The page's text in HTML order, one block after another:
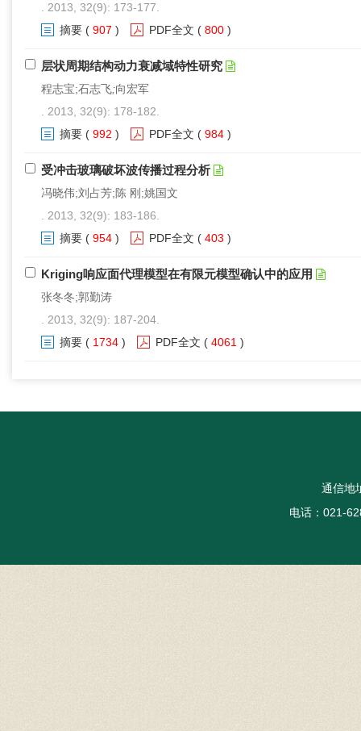
. 2013, 32(9): 173-177.
摘要 ( 907 ) PDF全文 ( 800 )
层状周期结构动力衰减域特性研究
程志宝;石志飞;向宏军
. 2013, 32(9): 178-182.
摘要 ( 992 ) PDF全文 ( 984 )
受冲击玻璃破坏波传播过程分析
冯晓伟;刘占芳;陈 刚;姚国文
. 2013, 32(9): 183-186.
摘要 ( 954 ) PDF全文 ( 403 )
Kriging响应面代理模型在有限元模型确认中的应用
张冬冬;郭勤涛
. 2013, 32(9): 187-204.
摘要 ( 1734 ) PDF全文 ( 4061 )
通信地
电话：021-